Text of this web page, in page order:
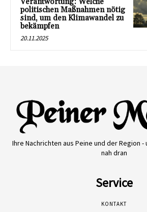
Verantwortung: Welche
politischen Maßnahmen nötig
sind, um den Klimawandel zu
bekämpfen
20.11.2025
Ihre Nachrichten aus Peine und der Region
nah dran
Service
KONTAKT